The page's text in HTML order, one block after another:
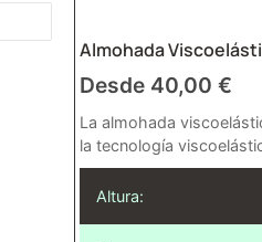
Almohada
Desde 40,00 €
La almohada
la tecnología
Altura: